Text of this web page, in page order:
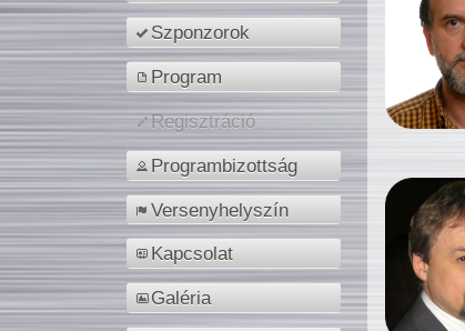
Szponzorok
Program
Regisztráció
Programbizottság
Versenyhelyszín
Kapcsolat
Galéria